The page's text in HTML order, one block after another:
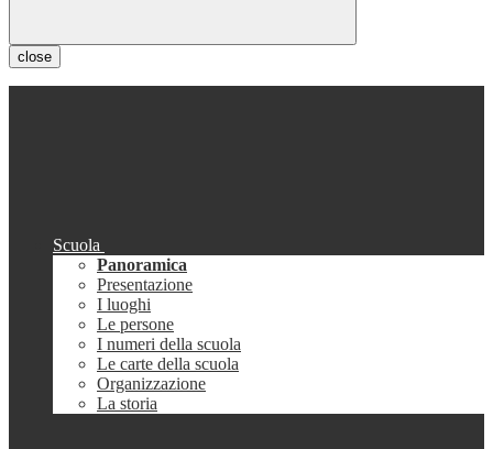
close
Scuola
Panoramica
Presentazione
I luoghi
Le persone
I numeri della scuola
Le carte della scuola
Organizzazione
La storia